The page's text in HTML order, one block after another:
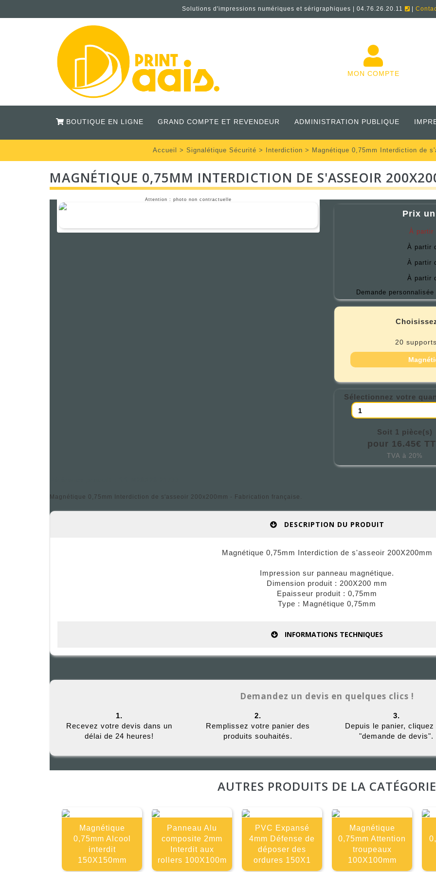
Solutions d'impressions numériques et sérigraphiques | 04.76.26.20.11 |
MON COMPTE
BOUTIQUE EN LIGNE GRAND COMPTE ET REVENDEUR ADMINISTRATION PUBLIQUE
Accueil > Signalétique Sécurité > Interdiction > Magnétique 0,75mm Interdiction de
MAGNÉTIQUE 0,75MM INTERDICTION DE S'ASSEOIR
Attention : photo non contractuelle
Prix
À
À partir
À partir
À partir
Demande
20
Sélectionnez votre
Soit 1 pièce(s)
pour 16.45€
TVA à 20%
Magnétique 0,75mm Interdiction de s'asseoir 200x200mm - Fabrication française.
DESCRIPTION DU PRODUIT
Magnétique 0,75mm Interdiction de s'asseoir 200X200mm
Impression sur panneau magnétique.
Dimension produit : 200X200 mm
Epaisseur produit : 0,75mm
Type : Magnétique 0,75mm
INFORMATIONS TECHNIQUES
Demandez un devis en quelques clics !
1.
Recevez votre devis dans un
délai de 24 heures!
2.
Remplissez votre panier des
produits souhaités.
3.
Depuis le panier, cliquez
"demande de devis".
AUTRES PRODUITS DE LA CATÉGORIE
Magnétique
0,75mm Alcool
interdit
150X150mm
Panneau Alu
composite 2mm
Interdit aux
rollers 100X100m
PVC Expansé
4mm Défense de
déposer des
ordures 150X1
Magnétique
0,75mm Attention
troupeaux
100X100mm